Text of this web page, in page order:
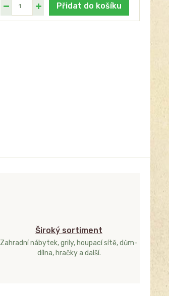
Přidat do košíku
Široký sortiment
Zahradní nábytek, grily, houpací sítě, dům-
dílna, hračky a další.